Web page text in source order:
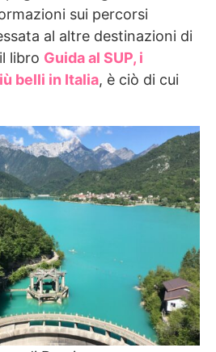
sui percorsi
al altre destinazioni di
libro Guida al SUP, i
belli in Italia, è ciò di cui